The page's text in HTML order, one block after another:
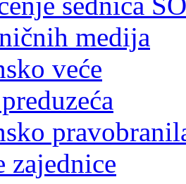
medija
veće
zajednice